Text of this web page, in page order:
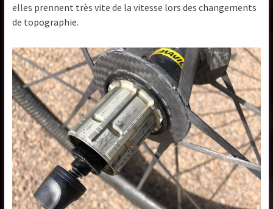
elles prennent très vite de la vitesse lors des changements
de topographie.